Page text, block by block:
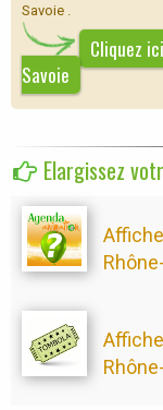
Savoie .
Cliquez
Savoie
Elargissez